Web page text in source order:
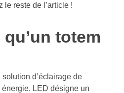
le reste de l’article !
totem
solution d’éclairage de
LED désigne un